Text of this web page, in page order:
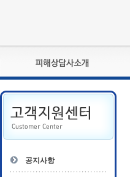
피해상담사란?
자격관리규정
상담사 자격증 확인
- 피해상담사 1급
공지사항